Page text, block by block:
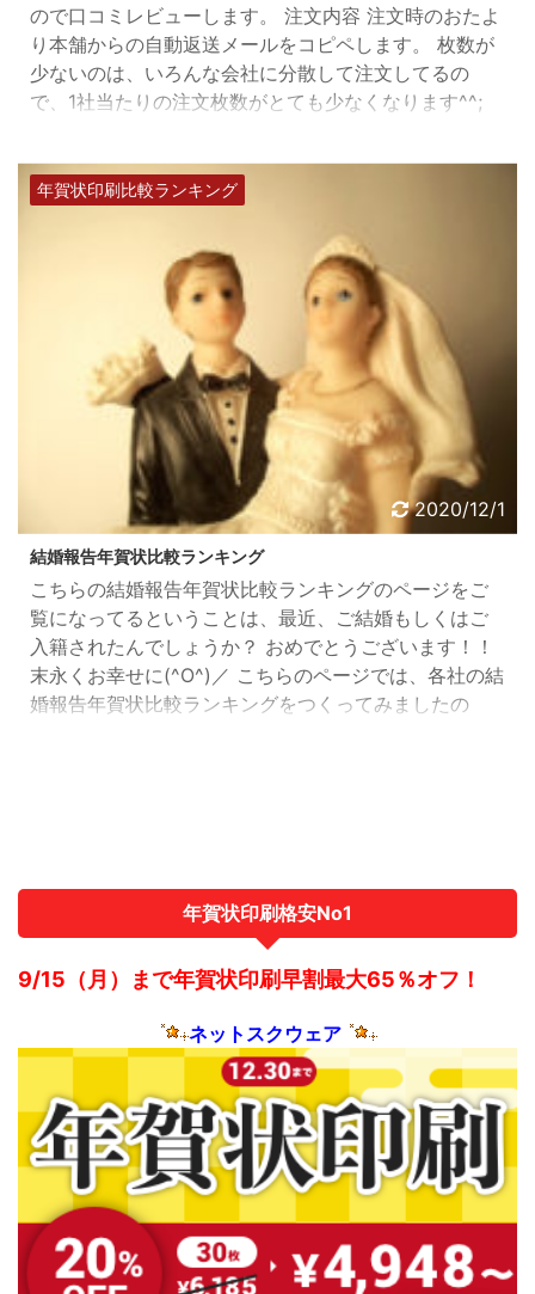
ので口コミレビューします。 注文内容 注文時のおたよ
り本舗からの自動返送メールをコピペします。 枚数が
少ないのは、いろんな会社に分散して注文してるの
で、1社当たりの注文枚数がとても少なくなります^^;
写真仕上げ/光沢仕上げ/直接印刷と3タイプを注文しま
した。 この度は、おたより本舗 年賀状印刷の専門店に
メールは送信専用アドレスよりシステムにて自動送信
年賀状印刷比較ランキング
2020/12/1
結婚報告年賀状比較ランキング
こちらの結婚報告年賀状比較ランキングのページをご
覧になってるということは、最近、ご結婚もしくはご
入籍されたんでしょうか？ おめでとうございます！！
末永くお幸せに(^O^)／ こちらのページでは、各社の結
婚報告年賀状比較ランキングをつくってみましたの
年賀状印刷格安No1
9/15（月）まで年賀状印刷早割最大65％オフ！
ネットスクウェア